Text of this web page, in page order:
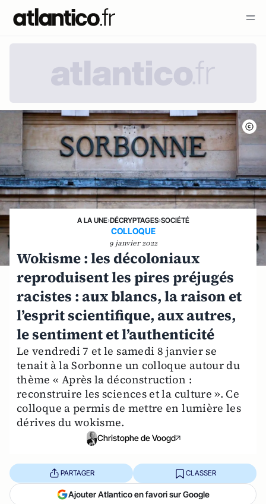
A LA UNE›DÉCRYPTAGES›SOCIÉTÉ
COLLOQUE
9 janvier 2022
Wokisme : les décoloniaux
reproduisent les pires préjugés
racistes : aux blancs, la raison et
l’esprit scientifique, aux autres,
le sentiment et l’authenticité
Le vendredi 7 et le samedi 8 janvier se
tenait à la Sorbonne un colloque autour du
thème « Après la déconstruction :
reconstruire les sciences et la culture ». Ce
colloque a permis de mettre en lumière les
dérives du wokisme.
Christophe de Voogd
PARTAGER CLASSER
Ajouter Atlantico en favori sur Google